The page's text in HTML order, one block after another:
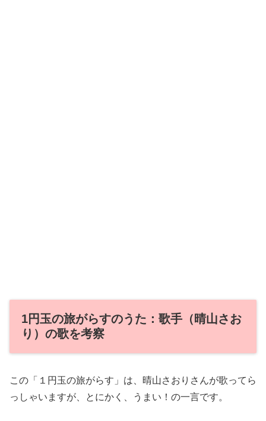
1円玉の旅がらすのうた：歌手（晴山さお
り）の歌を考察
この「１円玉の旅がらす」は、晴山さおりさんが歌ってら
っしゃいますが、とにかく、うまい！の一言です。